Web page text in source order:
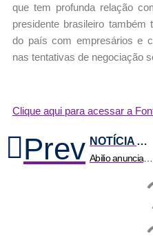
que tem profunda relação
presidente brasileiro
do país com empresários e
nas tentativas de negociação
Clique aqui para acessar a
Prev NOTÍCIA ANTERIOR